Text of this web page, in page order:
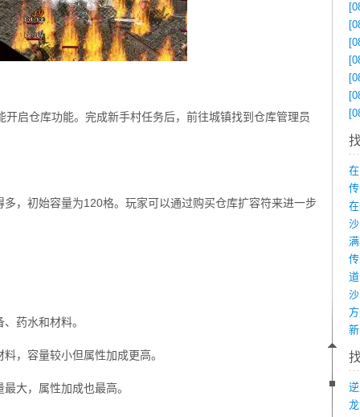
启仓库功能。完成新手村任务后，前往城镇找到仓库管理员
，初始容量为120格。玩家可以通过购买仓库扩容符来进一步
药水和材料。
，容量较小但属性加成更高。
大，属性加成也最高。